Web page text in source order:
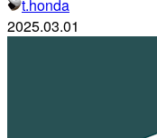
t.honda
2025.03.01